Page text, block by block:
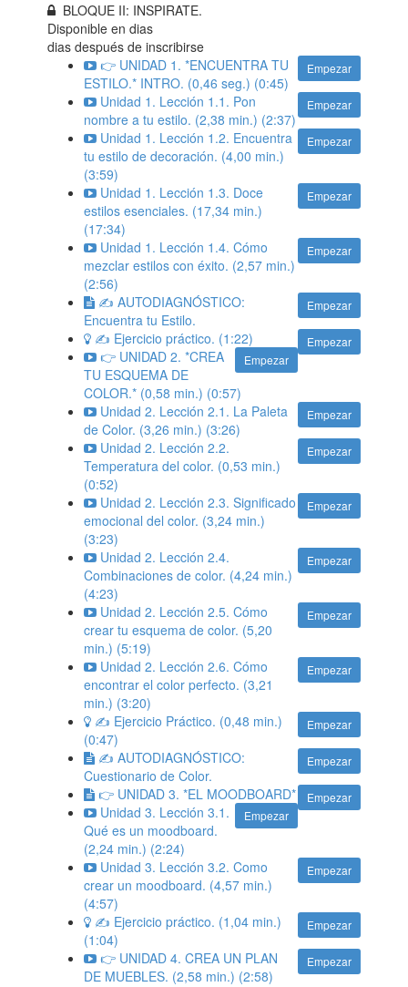
BLOQUE II: INSPIRATE.
Disponible endias
dias después de inscribirse
Empezar
👉 UNIDAD 1. *ENCUENTRA TU
ESTILO.* INTRO. (0,46 seg.) (0:45)
Empezar
Unidad 1. Lección 1.1. Pon
nombre a tu estilo. (2,38 min.) (2:37)
Empezar
Unidad 1. Lección 1.2. Encuentra
tu estilo de decoración. (4,00 min.)
(3:59)
Empezar
Unidad 1. Lección 1.3. Doce
estilos esenciales. (17,34 min.)
(17:34)
Empezar
Unidad 1. Lección 1.4. Cómo
mezclar estilos con éxito. (2,57 min.)
(2:56)
Empezar
✍️ AUTODIAGNÓSTICO:
Encuentra tu Estilo.
Empezar
✍️ Ejercicio práctico. (1:22)
Empezar
👉 UNIDAD 2. *CREA
TU ESQUEMA DE
COLOR.* (0,58 min.) (0:57)
Empezar
Unidad 2. Lección 2.1. La Paleta
de Color. (3,26 min.) (3:26)
Empezar
Unidad 2. Lección 2.2.
Temperatura del color. (0,53 min.)
(0:52)
Empezar
Unidad 2. Lección 2.3. Significado
emocional del color. (3,24 min.)
(3:23)
Empezar
Unidad 2. Lección 2.4.
Combinaciones de color. (4,24 min.)
(4:23)
Empezar
Unidad 2. Lección 2.5. Cómo
crear tu esquema de color. (5,20
min.) (5:19)
Empezar
Unidad 2. Lección 2.6. Cómo
encontrar el color perfecto. (3,21
min.) (3:20)
Empezar
✍️ Ejercicio Práctico. (0,48 min.)
(0:47)
Empezar
✍️ AUTODIAGNÓSTICO:
Cuestionario de Color.
Empezar
👉 UNIDAD 3. *EL MOODBOARD*
Empezar
Unidad 3. Lección 3.1.
Qué es un moodboard.
(2,24 min.) (2:24)
Empezar
Unidad 3. Lección 3.2. Como
crear un moodboard. (4,57 min.)
(4:57)
Empezar
✍️ Ejercicio práctico. (1,04 min.)
(1:04)
Empezar
👉 UNIDAD 4. CREA UN PLAN
DE MUEBLES. (2,58 min.) (2:58)